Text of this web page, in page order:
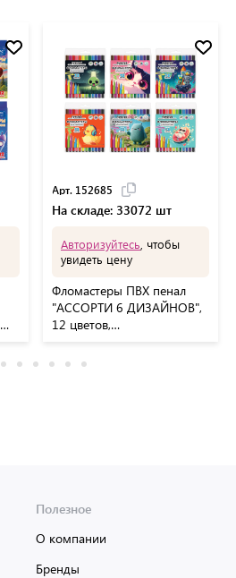
Арт. 152685
На складе: 33072 шт
Авторизуйтесь , чтобы
увидеть цену
Фломастеры ПВХ пенал
"АССОРТИ 6 ДИЗАЙНОВ",
12 цветов,
(Фанстер), 152685
Полезное
О компании
Бренды